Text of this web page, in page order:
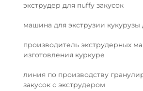
экструдер для пuffy закусок
машина для экструзии
производитель экструдерных
изготовления куркуре
линия по производству
закусок с экструдером